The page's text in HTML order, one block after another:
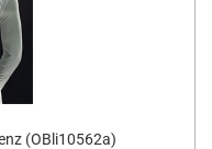
(OBli10562a)